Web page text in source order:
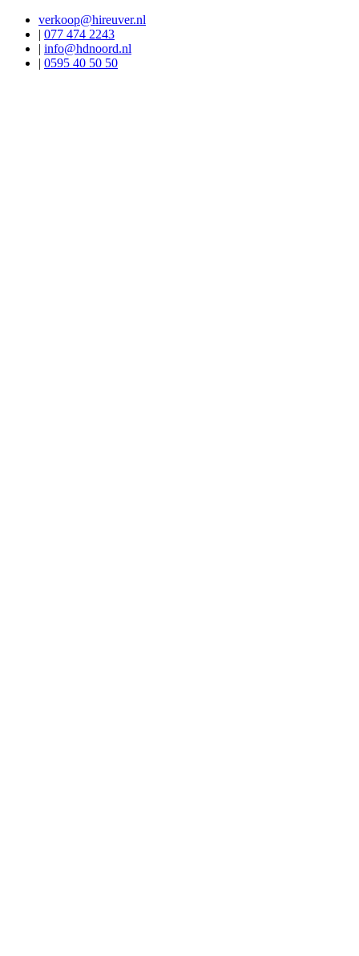
verkoop@hireuver.nl
| 077 474 2243
| info@hdnoord.nl
| 0595 40 50 50